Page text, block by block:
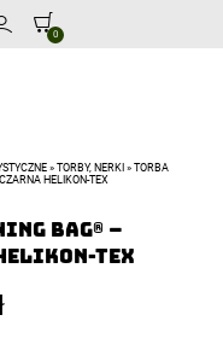
0
» TORBY, NERKI » TORBA
HELIKON-TEX
BAG® –
Tex